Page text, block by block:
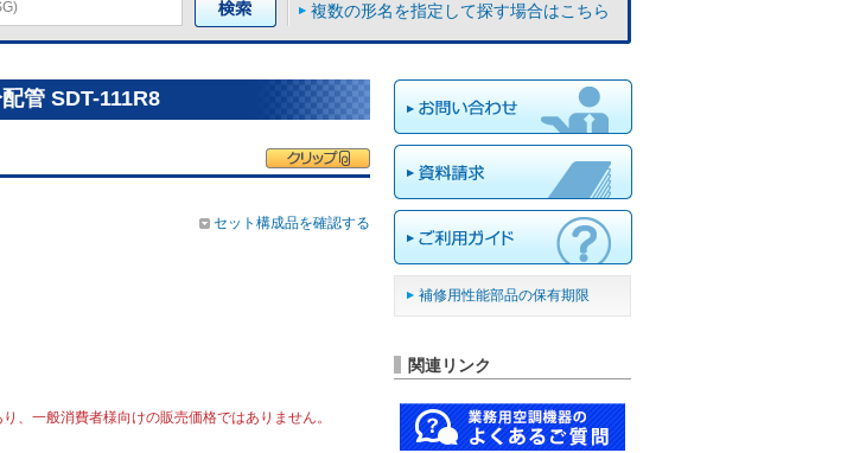
複数の形名を指定して探す場合はこちら
管 SDT-111R8
セット構成品を確認する
、一般消費者様向けの販売価格ではありません。
補修用性能部品の保有期限
関連リンク